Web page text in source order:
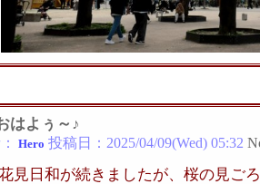
はよぅ～♪
Hero 投稿日： 2025/04/09(Wed) 05:32
見日和が続きましたが、桜の見ご